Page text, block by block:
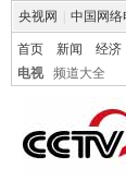
央视网 中国网络
首页 新闻 经济
电视
频道大全